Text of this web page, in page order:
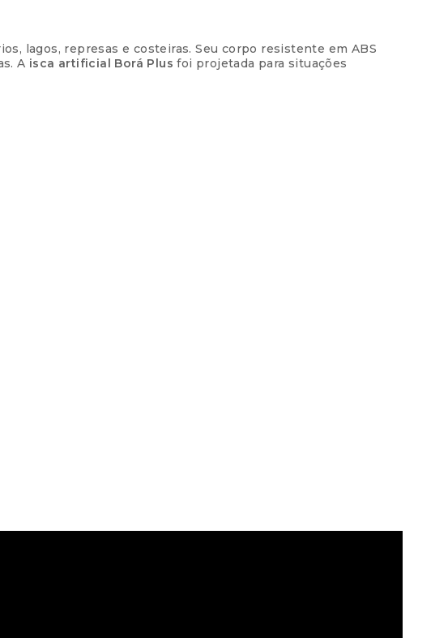
lagos, represas e costeiras. Seu corpo resistente em ABS
A isca artificial Borá Plus foi projetada para situações